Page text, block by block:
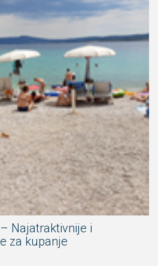
Najatraktivnije i
za kupanje